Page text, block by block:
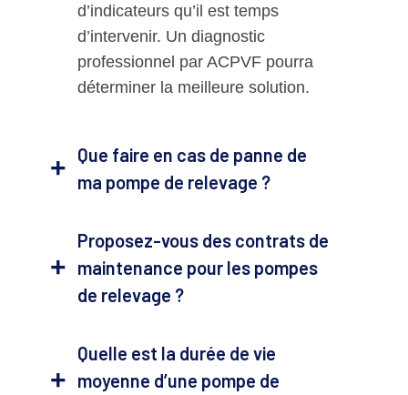
d’indicateurs qu’il est temps
d’intervenir. Un diagnostic
professionnel par ACPVF pourra
déterminer la meilleure solution.
Que faire en cas de panne de
ma pompe de relevage ?
Proposez-vous des contrats de
maintenance pour les pompes
de relevage ?
Quelle est la durée de vie
moyenne d’une pompe de